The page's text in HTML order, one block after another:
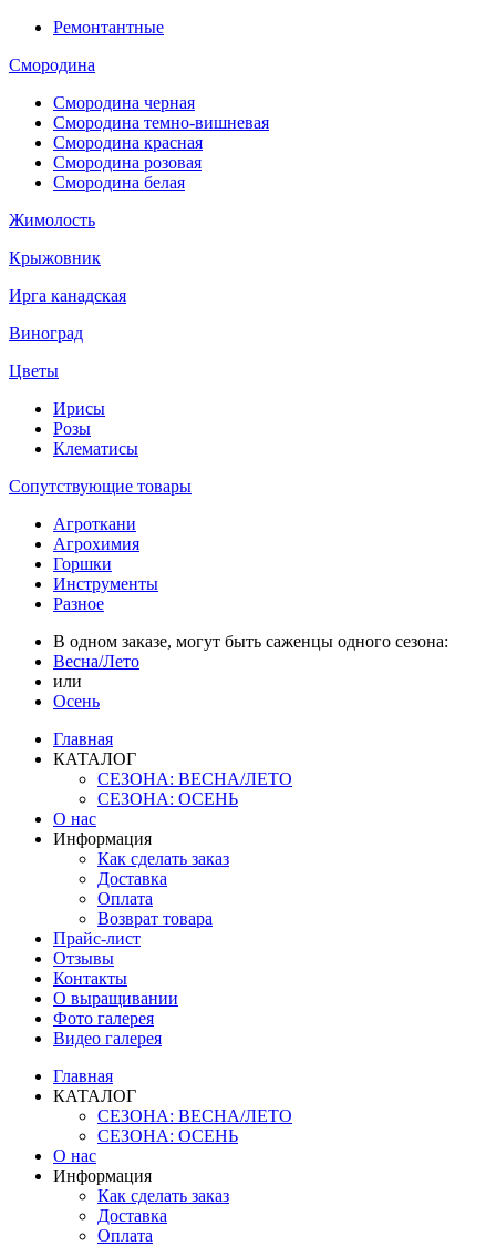
Ремонтантные
Смородина
Смородина черная
Смородина темно-вишневая
Смородина красная
Смородина розовая
Смородина белая
Жимолость
Крыжовник
Ирга канадская
Виноград
Цветы
Ирисы
Розы
Клематисы
Сопутствующие товары
Агроткани
Агрохимия
Горшки
Инструменты
Разное
В одном заказе, могут быть саженцы одного сезона:
Весна/Лето
или
Осень
Главная
КАТАЛОГ
СЕЗОНА: ВЕСНА/ЛЕТО
СЕЗОНА: ОСЕНЬ
О нас
Информация
Как сделать заказ
Доставка
Оплата
Возврат товара
Прайс-лист
Отзывы
Контакты
О выращивании
Фото галерея
Видео галерея
Главная
КАТАЛОГ
СЕЗОНА: ВЕСНА/ЛЕТО
СЕЗОНА: ОСЕНЬ
О нас
Информация
Как сделать заказ
Доставка
Оплата